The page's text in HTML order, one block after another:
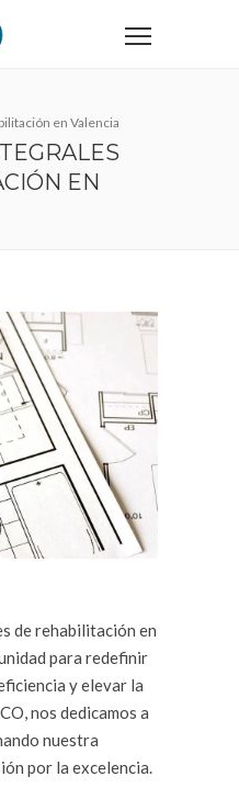
en Valencia
EN
de rehabilitación en
para redefinir
y elevar la
nos dedicamos a
nuestra
por la excelencia.